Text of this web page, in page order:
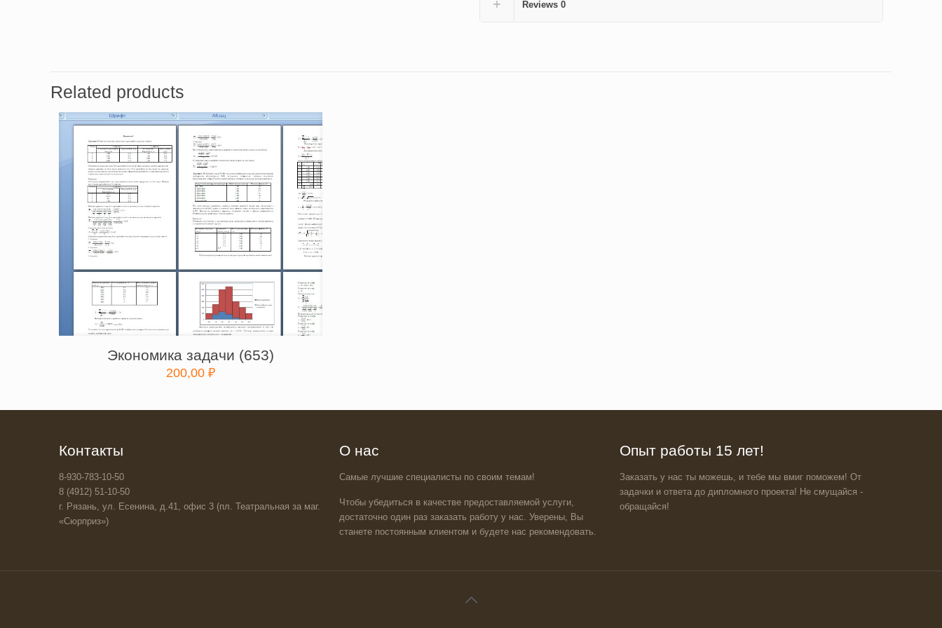
Reviews 0
Related products
Экономика задачи (653)
200,00 ₽
Контакты
8-930-783-10-50
8 (4912) 51-10-50
г. Рязань, ул. Есенина, д.41, офис 3 (пл. Театральная за маг.
«Сюрприз»)
О нас
Самые лучшие специалисты по своим темам!
Чтобы убедиться в качестве предоставляемой услуги,
достаточно один раз заказать работу у нас. Уверены, Вы
станете постоянным клиентом и будете нас рекомендовать.
Опыт работы 15 лет!
Заказать у нас ты можешь, и тебе мы вмиг поможем! От
задачки и ответа до дипломного проекта! Не смущайся -
обращайся!